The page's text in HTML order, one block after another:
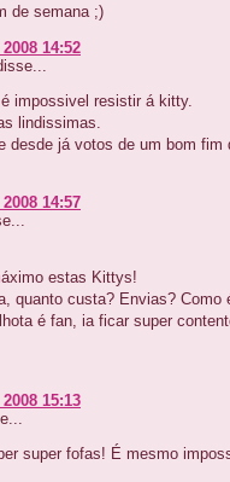
de semana ;)
14:52
impossivel resistir á kitty.
lindissimas.
desde já votos de um bom fim
14:57
estas Kittys!
quanto custa? Envias? Como
é fan, ia ficar super
15:13
super fofas! É mesmo